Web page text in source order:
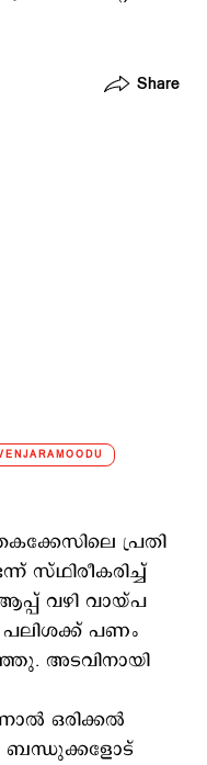
Share
പ്രതി
സ്ഥിരീകരിച്ച്
വഴി വായ്പ
പണം
അടവിനായി
ഒരിക്കല്‍
ബന്ധുക്കളോട്